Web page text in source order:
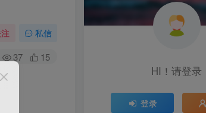
私信
37 15
HI！请登录
登录